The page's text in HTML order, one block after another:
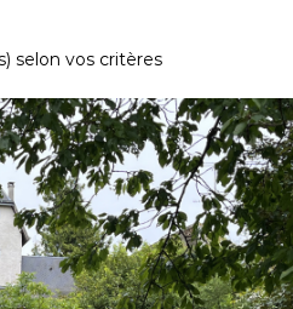
selon vos critères